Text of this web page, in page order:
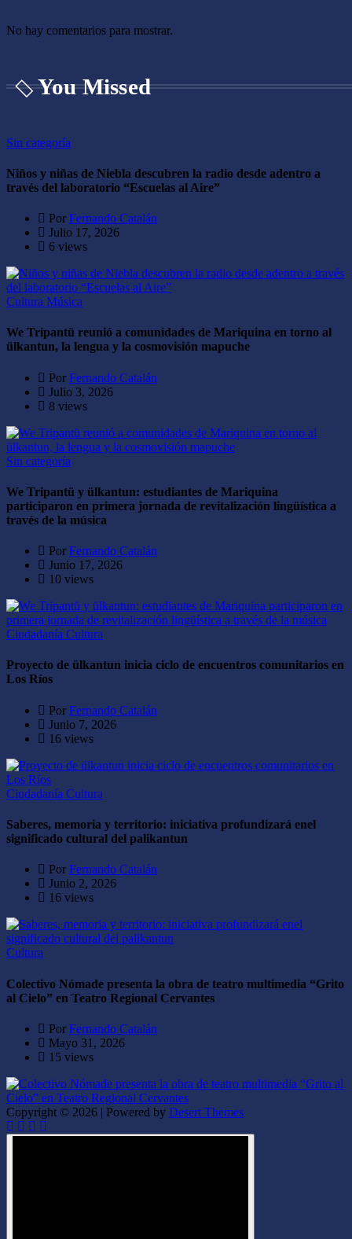
No hay comentarios para mostrar.
You Missed
Sin categoría
Niños y niñas de Niebla descubren la radio desde adentro a
través del laboratorio “Escuelas al Aire”
Por Fernando Catalán
Julio 17, 2026
6 views
Cultura Música
We Tripantü reunió a comunidades de Mariquina en torno al
ülkantun, la lengua y la cosmovisión mapuche
Por Fernando Catalán
Julio 3, 2026
8 views
Sin categoría
We Tripantü y ülkantun: estudiantes de Mariquina
participaron en primera jornada de revitalización lingüística a
través de la música
Por Fernando Catalán
Junio 17, 2026
10 views
Ciudadanía Cultura
Proyecto de ülkantun inicia ciclo de encuentros comunitarios en
Los Ríos
Por Fernando Catalán
Junio 7, 2026
16 views
Ciudadanía Cultura
Saberes, memoria y territorio: iniciativa profundizará enel
significado cultural del palikantun
Por Fernando Catalán
Junio 2, 2026
16 views
Cultura
Colectivo Nómade presenta la obra de teatro multimedia “Grito
al Cielo” en Teatro Regional Cervantes
Por Fernando Catalán
Mayo 31, 2026
15 views
Copyright © 2026 | Powered by Desert Themes